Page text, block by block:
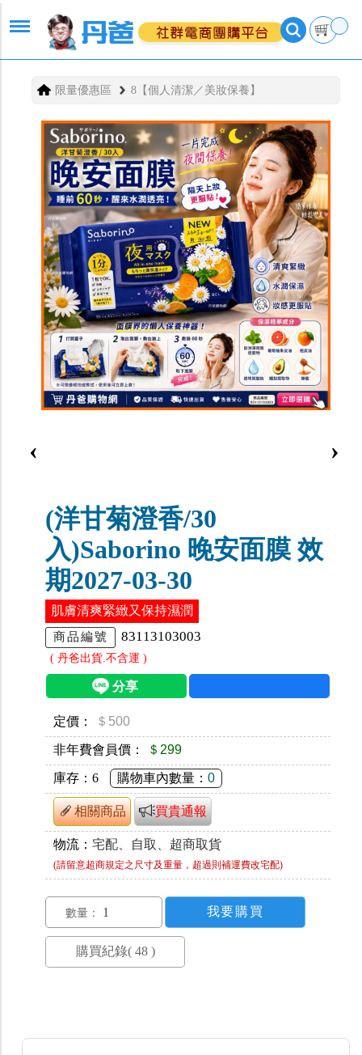
限量優惠區 8【個人清潔／美妝保養】
‹ ›
(洋甘菊澄香/30
入)Saborino 晚安面膜 效
期2027-03-30
肌膚清爽緊緻又保持濕潤
商品編號 83113103003
( 丹爸出貨.不含運 )
定價： ＄500
非年費會員價： ＄299
庫存： 6 購物車內數量： 0
相關商品 買貴通報
物流： 宅配、自取、超商取貨
(請留意超商規定之尺寸及重量，超過則補運費改宅配)
數量：